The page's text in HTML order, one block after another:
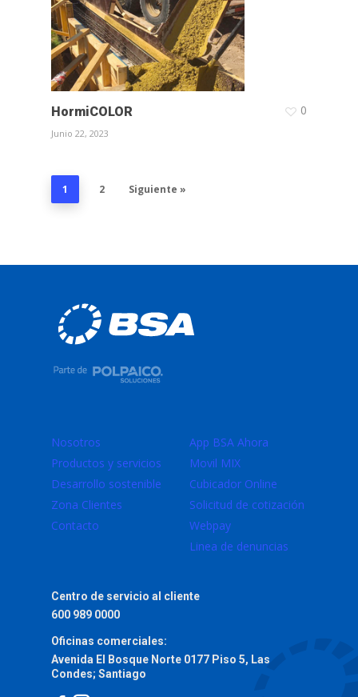
HormiCOLOR
Junio 22, 2023
0
1 2 Siguiente »
Nosotros
Productos y servicios
Desarrollo sostenible
Zona Clientes
Contacto
App BSA Ahora
Movil MIX
Cubicador Online
Solicitud de cotización
Webpay
Linea de denuncias
Centro de servicio al cliente
600 989 0000
Oficinas comerciales:
Avenida El Bosque Norte 0177 Piso 5, Las
Condes; Santiago